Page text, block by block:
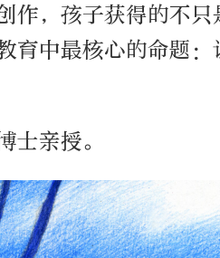
作，孩子获得的不只
育中最核心的命题
士亲授。